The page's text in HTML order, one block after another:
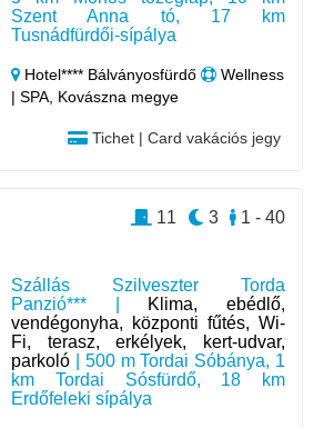
Szent Anna tó, 17 km
Tusnádfürdői-sípálya
Hotel**** Bálványosfürdő
Wellness
| SPA, Kovászna megye
Tichet | Card vakációs jegy
Szállás Szilveszter Torda
Panzió*** | Klima, ebédlő,
vendégonyha, központi fűtés, Wi-
Fi, terasz, erkélyek, kert-udvar,
parkoló | 500 m Tordai Sóbánya, 1
km Tordai Sósfürdő, 18 km
Erdőfeleki sípálya
1 - 40
3
11